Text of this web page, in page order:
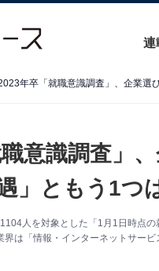
連
年卒「就職意識調査」、企業選
意識調査」
」ともう1つ
人を対象とした「1月1日時点
は「情報・インターネットサー